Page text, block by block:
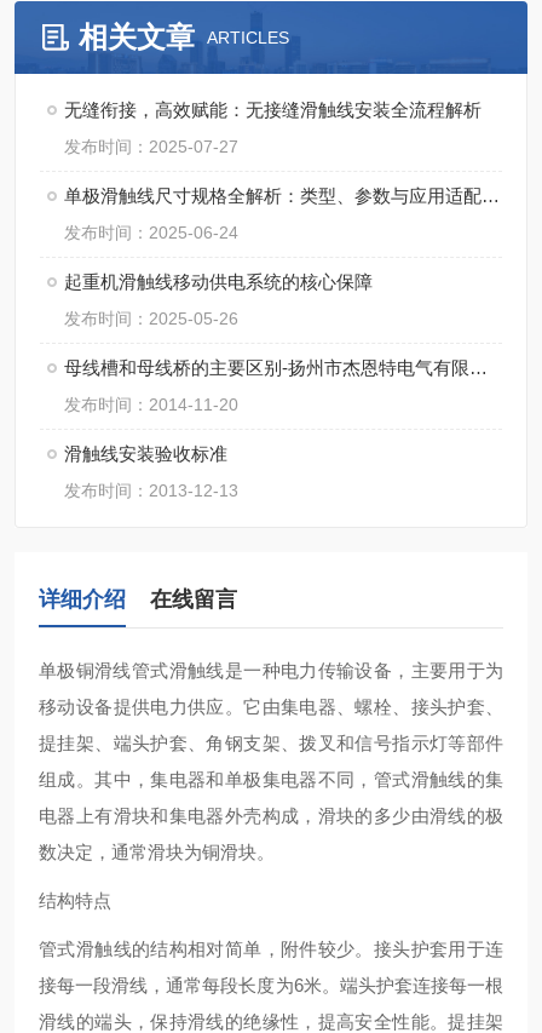
相关文章 ARTICLES
无缝衔接，高效赋能：无接缝滑触线安装全流程解析
发布时间：2025-07-27
单极滑触线尺寸规格全解析：类型、参数与应用适配指南
发布时间：2025-06-24
起重机滑触线移动供电系统的核心保障
发布时间：2025-05-26
母线槽和母线桥的主要区别-扬州市杰恩特电气有限公司
发布时间：2014-11-20
滑触线安装验收标准
发布时间：2013-12-13
详细介绍 在线留言
单极铜滑线管式滑触线‌是一种电力传输设备，主要用于为
移动设备提供电力供应。它由集电器、螺栓、接头护套、
提挂架、端头护套、角钢支架、拨叉和信号指示灯等部件
组成。其中，集电器和单极集电器不同，管式滑触线的集
电器上有滑块和集电器外壳构成，滑块的多少由滑线的极
数决定，通常滑块为铜滑块‌。
结构特点
管式滑触线的结构相对简单，附件较少。接头护套用于连
接每一段滑线，通常每段长度为6米。端头护套连接每一根
滑线的端头，保持滑线的绝缘性，提高安全性能。提挂架